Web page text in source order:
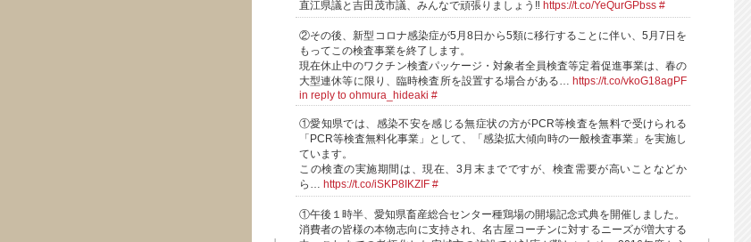
直江県議と吉田茂市議、みんなで頑張りましょう‼️ https://t.co/YeQurGPbss #
②その後、新型コロナ感染症が5月8日から5類に移行することに伴い、5月7日を
もってこの検査事業を終了します。
現在休止中のワクチン検査パッケージ・対象者全員検査等定着促進事業は、春の
大型連休等に限り、臨時検査所を設置する場合がある… https://t.co/vkoG18agPF
in reply to ohmura_hideaki #
①愛知県では、感染不安を感じる無症状の方がPCR等検査を無料で受けられる
「PCR等検査無料化事業」として、「感染拡大傾向時の一般検査事業」を実施し
ています。
この検査の実施期間は、現在、3月末までですが、検査需要が高いことなどか
ら… https://t.co/iSKP8IKZIF #
①午後１時半、愛知県畜産総合センター種鶏場の開場記念式典を開催しました。
消費者の皆様の本物志向に支持され、名古屋コーチンに対するニーズが増大する